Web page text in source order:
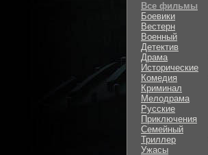
Все фильмы
Боевики
Вестерн
Военный
Детектив
Драма
Исторические
Комедия
Криминал
Мелодрама
Русские
Приключения
Семейный
Триллер
Ужасы